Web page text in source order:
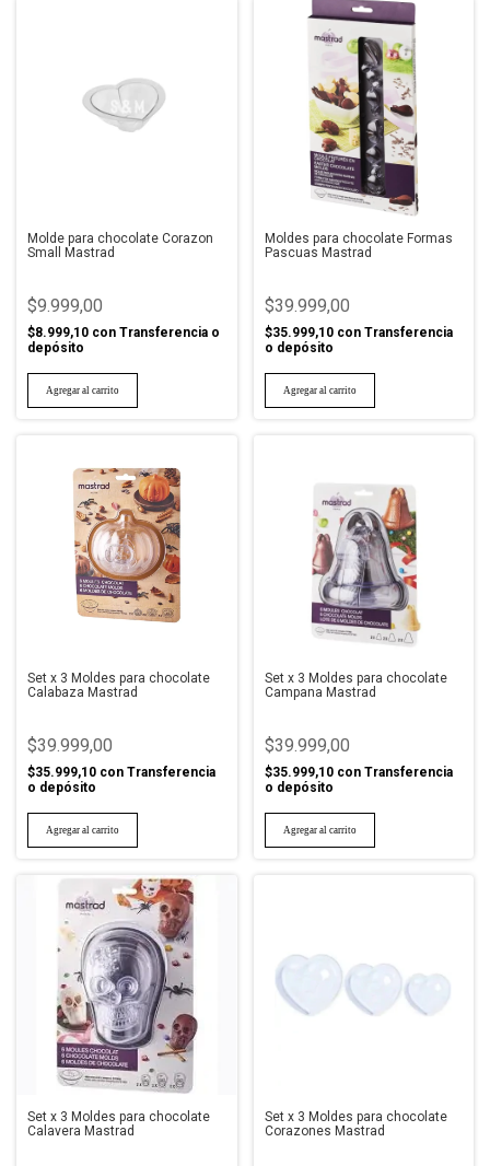
Molde para chocolate Corazon
Small Mastrad
$9.999,00
$8.999,10 con Transferencia o
depósito
Moldes para chocolate Formas
Pascuas Mastrad
$39.999,00
$35.999,10 con Transferencia
o depósito
Set x 3 Moldes para chocolate
Calabaza Mastrad
$39.999,00
$35.999,10 con Transferencia
o depósito
Set x 3 Moldes para chocolate
Campana Mastrad
$39.999,00
$35.999,10 con Transferencia
o depósito
Set x 3 Moldes para chocolate
Calavera Mastrad
Set x 3 Moldes para chocolate
Corazones Mastrad